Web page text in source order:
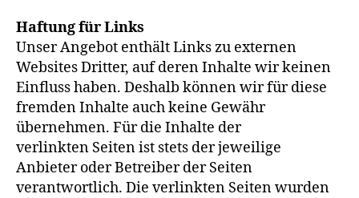
Haftung für Links
Unser Angebot enthält Links zu externen
Websites Dritter, auf deren Inhalte wir keinen
Einfluss haben. Deshalb können wir für diese
fremden Inhalte auch keine Gewähr
übernehmen. Für die Inhalte der
verlinkten Seiten ist stets der jeweilige
Anbieter oder Betreiber der Seiten
verantwortlich. Die verlinkten Seiten wurden